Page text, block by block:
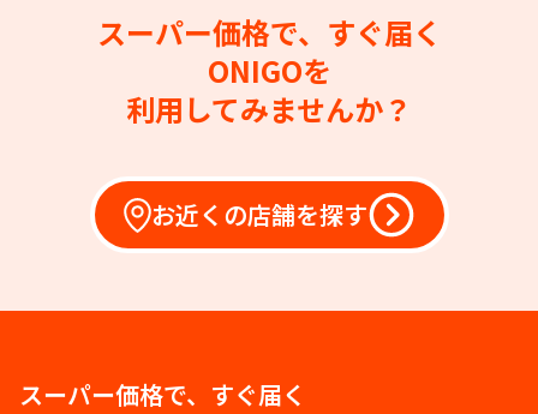
スーパー価格で、すぐ届く
ONIGOを
利用してみませんか？
お近くの店舗を探す
スーパー価格で、すぐ届く